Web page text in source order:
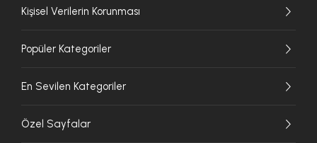
Kişisel Verilerin Korunması
Popüler Kategoriler
En Sevilen Kategoriler
Özel Sayfalar